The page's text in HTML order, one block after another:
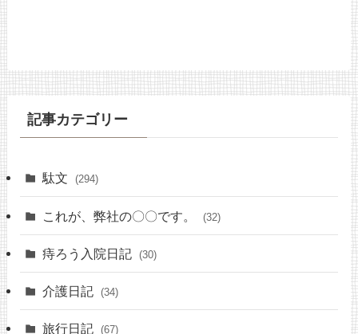
記事カテゴリー
駄文 (294)
これが、弊社の〇〇です。 (32)
痔ろう入院日記 (30)
介護日記 (34)
旅行日記 (67)